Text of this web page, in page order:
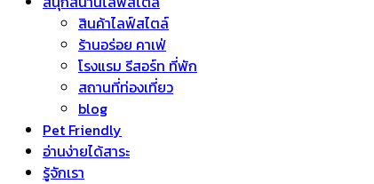
สินค้าไลฟ์สไตล์
ร้านอร่อย คาเฟ่
โรงแรม รีสอร์ท ที่พัก
สถานที่ท่องเที่ยว
blog
Pet Friendly
อ่านง่ายได้สาระ
รู้จักเรา